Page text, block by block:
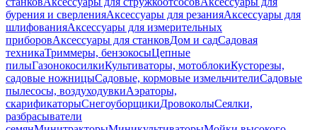
бурения и сверленияАксессуары для резанияАксессуары для
шлифованияАксессуары для измерительных
приборовАксессуары для станковДом и садСадовая
техникаТриммеры, бензокосыЦепные
пилыГазонокосилкиКультиваторы, мотоблокиКусторезы,
садовые ножницыСадовые, кормовые измельчителиСадовые
пылесосы, воздуходувкиАэраторы,
скарификаторыСнегоуборщикиДровоколыСеялки,
разбрасыватели